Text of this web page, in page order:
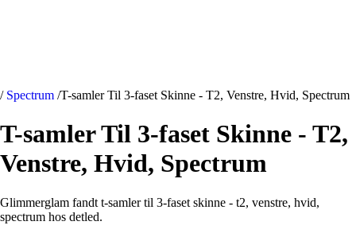
/ Spectrum /T-samler Til 3-faset Skinne - T2, Venstre, Hvid, Spectrum
T-samler Til 3-faset Skinne - T2,
Venstre, Hvid, Spectrum
Glimmerglam fandt t-samler til 3-faset skinne - t2, venstre, hvid,
spectrum hos detled.